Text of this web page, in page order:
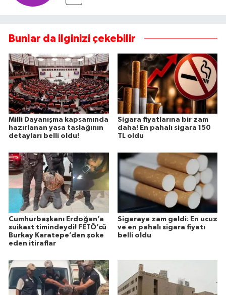
Bunlar da ilginizi çekebilir
Milli Dayanışma kapsamında
hazırlanan yasa taslağının
detayları belli oldu!
Sigara fiyatlarına bir zam
daha! En pahalı sigara 150
TL oldu
Cumhurbaşkanı Erdoğan’a
suikast timindeydi! FETÖ’cü
Burkay Karatepe’den şoke
eden itiraflar
Sigaraya zam geldi: En ucuz
ve en pahalı sigara fiyatı
belli oldu